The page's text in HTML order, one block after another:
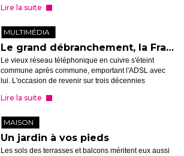
seulement. Une promesse séduisante, à con...
Lire la suite
MULTIMÉDIA
Le grand débranchement, la France met fin à son vieux réseau ADSL
Le vieux réseau téléphonique en cuivre s'éteint
commune après commune, emportant l'ADSL avec
lui. L'occasion de revenir sur trois décennies
la fibre, et de comprendre ce qui atten...
Lire la suite
MAISON
Un jardin à vos pieds
Les sols des terrasses et balcons méritent eux aussi